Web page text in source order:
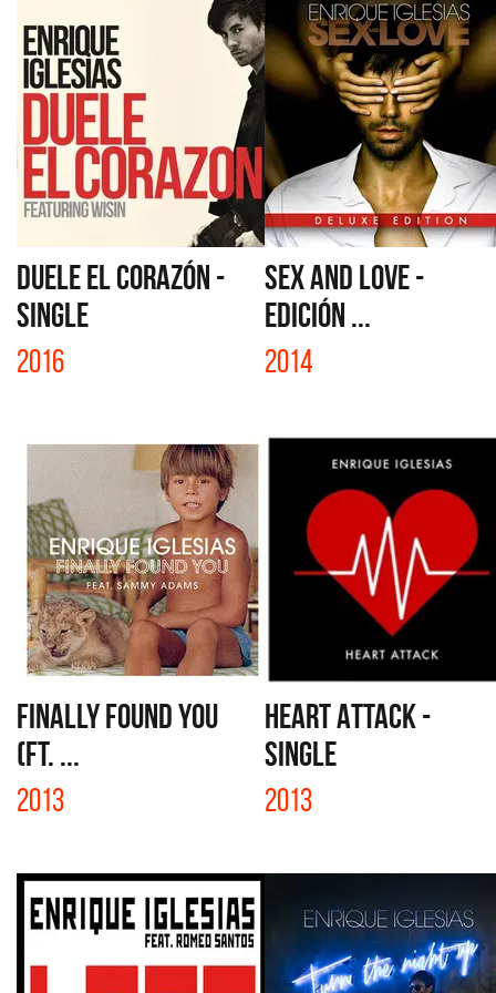
DUELE EL CORAZÓN -
SINGLE
2016
SEX AND LOVE -
EDICIÓN ...
2014
FINALLY FOUND YOU
(FT. ...
2013
HEART ATTACK -
SINGLE
2013